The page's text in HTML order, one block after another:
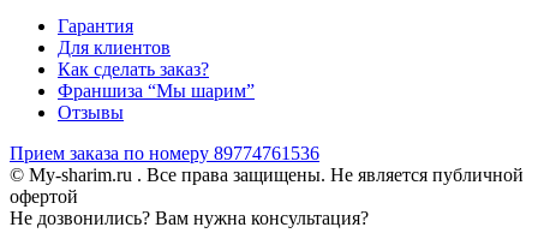
Гарантия
Для клиентов
Как сделать заказ?
Франшиза “Мы шарим”
Отзывы
Прием заказа по номеру 89774761536
© My-sharim.ru . Все права защищены. Не является публичной
офертой
Не дозвонились? Вам нужна консультация?